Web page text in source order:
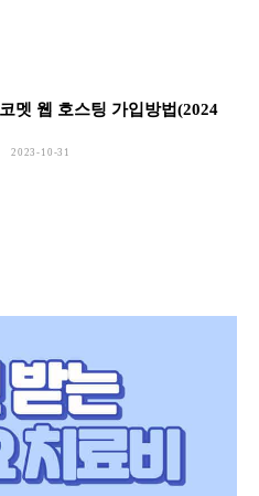
멧 웹 호스팅 가입방법(2024
2023-10-31